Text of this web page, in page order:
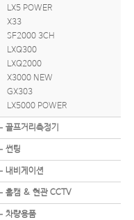
LX5 POWER
X33
SF2000 3CH
LXQ300
LXQ2000
X3000 NEW
GX303
LX5000 POWER
골프거리측정기
썬팅
내비게이션
홈캠 & 현관 CCTV
차량용품